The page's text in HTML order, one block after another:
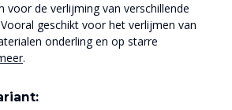
voor de verlijming van verschillende
geschikt voor het verlijmen van
onderling en op starre
.